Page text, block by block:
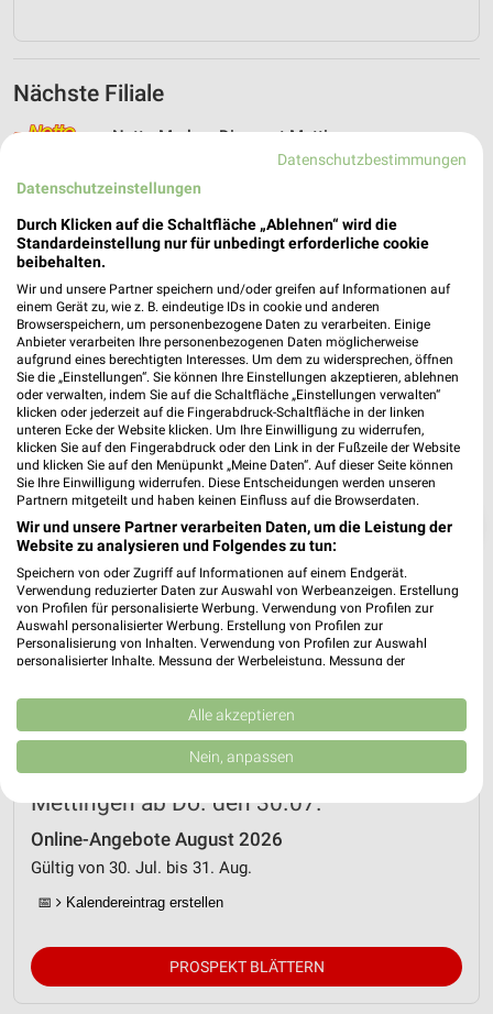
Nächste Filiale
Netto Marken-Discount Mettingen
49497 Mettingen
Heute 07:00 - 21:00 Uhr | Geöffnet
381,69 km • Angebote: 4 Prospekte
❯
Netto Marken-Discount Prospekt für
Mettingen ab Do. den 30.07.
Online-Angebote August 2026
Gültig von 30. Jul. bis 31. Aug.
📅 Kalendereintrag erstellen
PROSPEKT BLÄTTERN
Datenschutzbestimmungen
Datenschutzeinstellungen
Durch Klicken auf die Schaltfläche „Ablehnen“ wird die
Standardeinstellung nur für unbedingt erforderliche cookie
beibehalten.
Wir und unsere Partner speichern und/oder greifen auf Informationen auf
einem Gerät zu, wie z. B. eindeutige IDs in cookie und anderen
Browserspeichern, um personenbezogene Daten zu verarbeiten. Einige
Anbieter verarbeiten Ihre personenbezogenen Daten möglicherweise
aufgrund eines berechtigten Interesses. Um dem zu widersprechen, öffnen
Sie die „Einstellungen“. Sie können Ihre Einstellungen akzeptieren, ablehnen
oder verwalten, indem Sie auf die Schaltfläche „Einstellungen verwalten“
klicken oder jederzeit auf die Fingerabdruck-Schaltfläche in der linken
unteren Ecke der Website klicken. Um Ihre Einwilligung zu widerrufen,
klicken Sie auf den Fingerabdruck oder den Link in der Fußzeile der Website
und klicken Sie auf den Menüpunkt „Meine Daten“. Auf dieser Seite können
Sie Ihre Einwilligung widerrufen. Diese Entscheidungen werden unseren
Partnern mitgeteilt und haben keinen Einfluss auf die Browserdaten.
Wir und unsere Partner verarbeiten Daten, um die Leistung der
Website zu analysieren und Folgendes zu tun:
Speichern von oder Zugriff auf Informationen auf einem Endgerät.
Verwendung reduzierter Daten zur Auswahl von Werbeanzeigen. Erstellung
von Profilen für personalisierte Werbung. Verwendung von Profilen zur
Auswahl personalisierter Werbung. Erstellung von Profilen zur
Personalisierung von Inhalten. Verwendung von Profilen zur Auswahl
personalisierter Inhalte. Messung der Werbeleistung. Messung der
Kombinationen von Daten aus verschiedenen Quellen. Entwicklung und
Verbesserung der Angebote. Verwendung reduzierter Daten zur Auswahl
von Inhalten.
Daten können außerhalb der Europäischen Union weitergegeben und in die
USA gesendet werden.
Website/App.
Partnerliste anzeigen (1 IAB-Anbieter)
Wir nutzen Ihre Daten für folgende Zwecke:
auf einem Endgerät
Verwendung reduzierter Daten zur Auswahl von
Alle akzeptieren
Nein, anpassen